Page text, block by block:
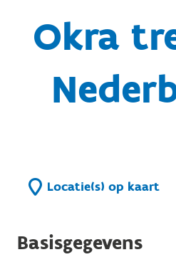
Okra
Locatie(s) op kaart
Basisgegevens